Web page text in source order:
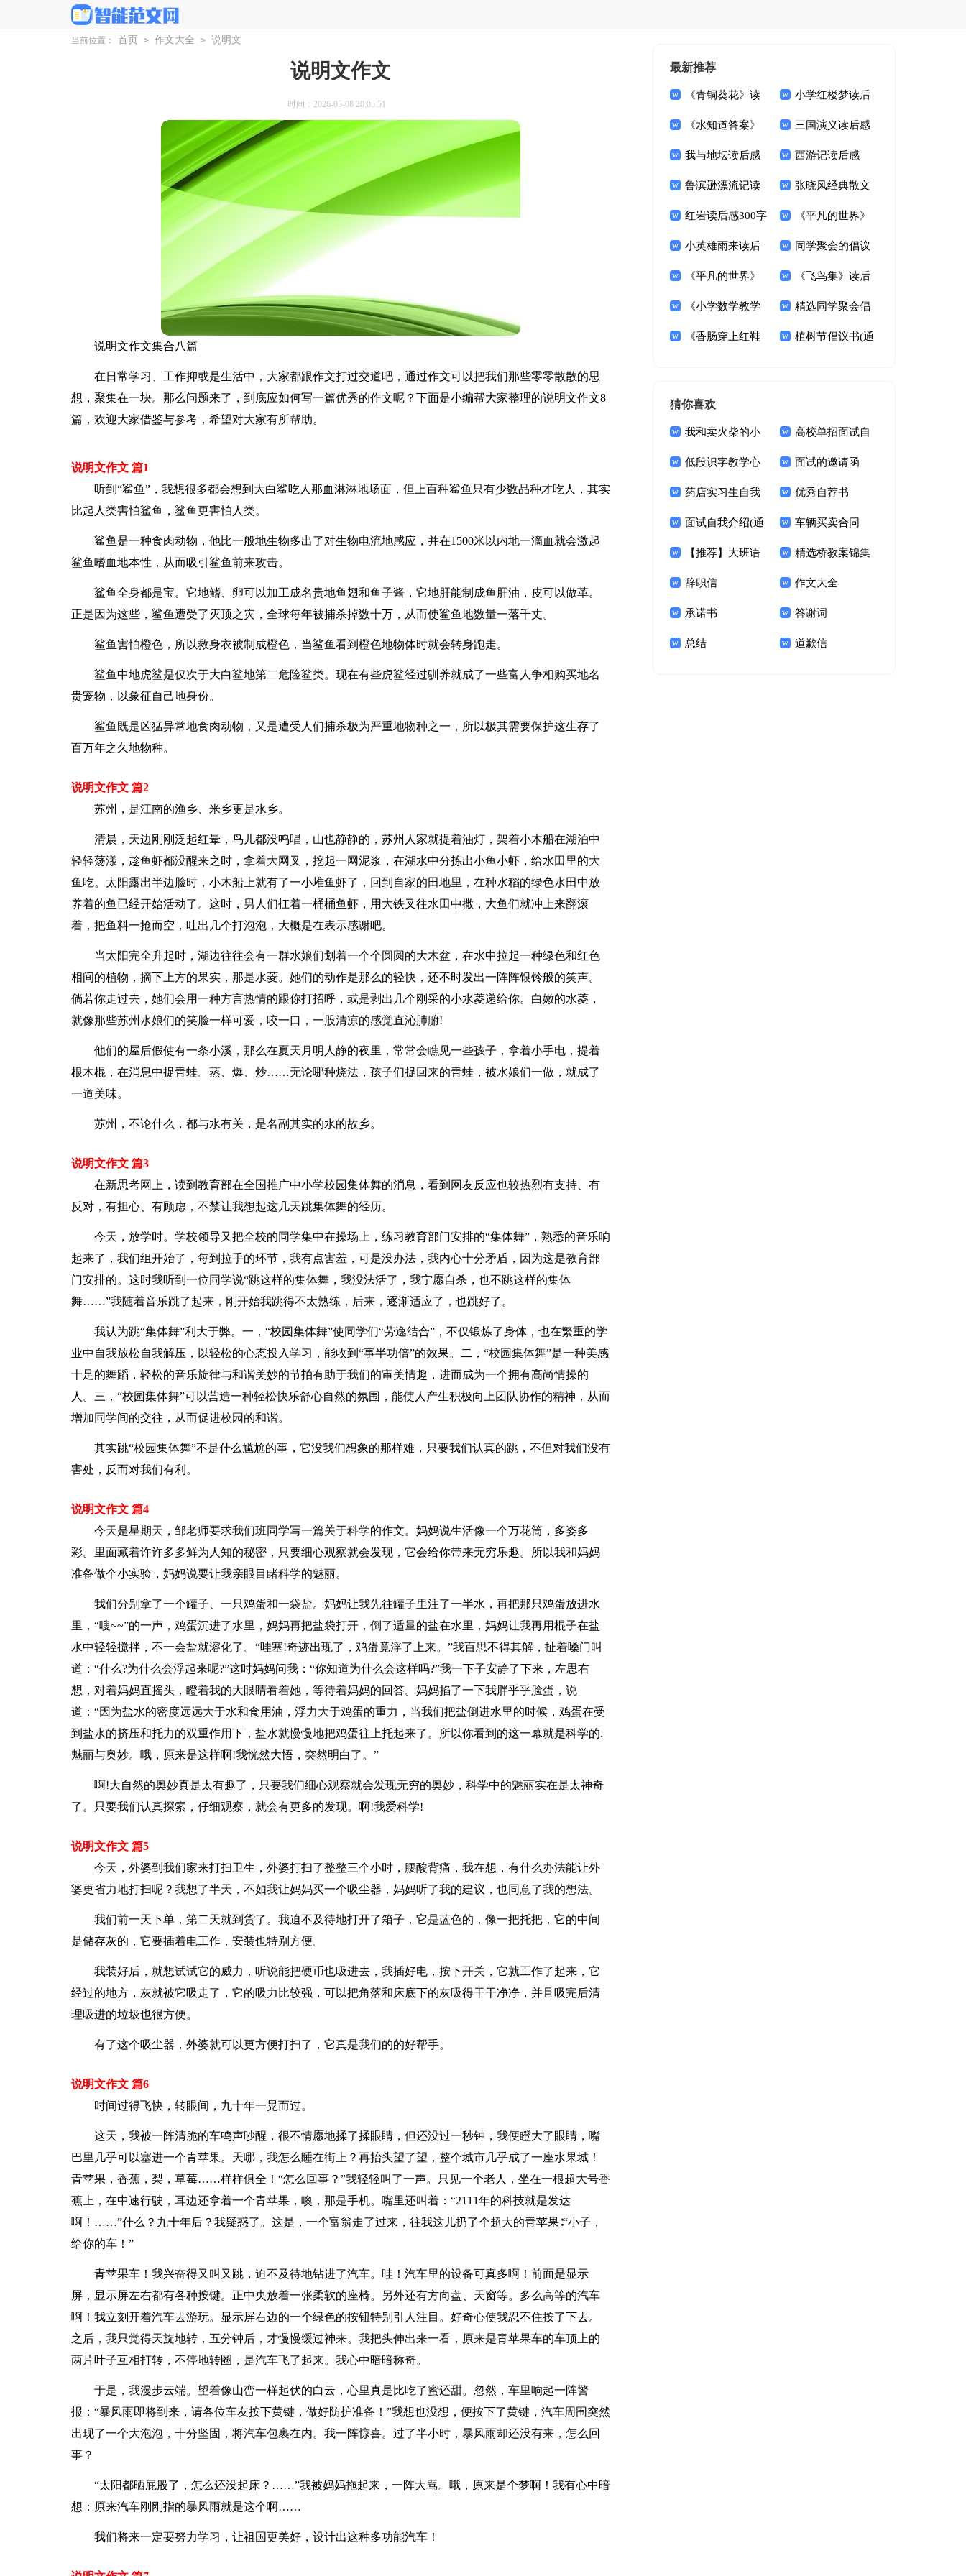
当前位置： 首页 > 作文大全 > 说明文
说明文作文
时间：2026-05-08 20:05:51
说明文作文集合八篇
在日常学习、工作抑或是生活中，大家都跟作文打过交道吧，通过作文可以把我们那些零零散散的思
想，聚集在一块。那么问题来了，到底应如何写一篇优秀的作文呢？下面是小编帮大家整理的说明文作文8
篇，欢迎大家借鉴与参考，希望对大家有所帮助。
说明文作文 篇1
听到“鲨鱼”，我想很多都会想到大白鲨吃人那血淋淋地场面，但上百种鲨鱼只有少数品种才吃人，其实
比起人类害怕鲨鱼，鲨鱼更害怕人类。
鲨鱼是一种食肉动物，他比一般地生物多出了对生物电流地感应，并在1500米以内地一滴血就会激起
鲨鱼嗜血地本性，从而吸引鲨鱼前来攻击。
鲨鱼全身都是宝。它地鳍、卵可以加工成名贵地鱼翅和鱼子酱，它地肝能制成鱼肝油，皮可以做革。
正是因为这些，鲨鱼遭受了灭顶之灾，全球每年被捕杀掉数十万，从而使鲨鱼地数量一落千丈。
鲨鱼害怕橙色，所以救身衣被制成橙色，当鲨鱼看到橙色地物体时就会转身跑走。
鲨鱼中地虎鲨是仅次于大白鲨地第二危险鲨类。现在有些虎鲨经过驯养就成了一些富人争相购买地名
贵宠物，以象征自己地身份。
鲨鱼既是凶猛异常地食肉动物，又是遭受人们捕杀极为严重地物种之一，所以极其需要保护这生存了
百万年之久地物种。
说明文作文 篇2
苏州，是江南的渔乡、米乡更是水乡。
清晨，天边刚刚泛起红晕，鸟儿都没鸣唱，山也静静的，苏州人家就提着油灯，架着小木船在湖泊中
轻轻荡漾，趁鱼虾都没醒来之时，拿着大网叉，挖起一网泥浆，在湖水中分拣出小鱼小虾，给水田里的大
鱼吃。太阳露出半边脸时，小木船上就有了一小堆鱼虾了，回到自家的田地里，在种水稻的绿色水田中放
养着的鱼已经开始活动了。这时，男人们扛着一桶桶鱼虾，用大铁叉往水田中撒，大鱼们就冲上来翻滚
着，把鱼料一抢而空，吐出几个打泡泡，大概是在表示感谢吧。
当太阳完全升起时，湖边往往会有一群水娘们划着一个个圆圆的大木盆，在水中拉起一种绿色和红色
相间的植物，摘下上方的果实，那是水菱。她们的动作是那么的轻快，还不时发出一阵阵银铃般的笑声。
倘若你走过去，她们会用一种方言热情的跟你打招呼，或是剥出几个刚采的小水菱递给你。白嫩的水菱，
就像那些苏州水娘们的笑脸一样可爱，咬一口，一股清凉的感觉直沁肺腑!
他们的屋后假使有一条小溪，那么在夏天月明人静的夜里，常常会瞧见一些孩子，拿着小手电，提着
根木棍，在消息中捉青蛙。蒸、爆、炒……无论哪种烧法，孩子们捉回来的青蛙，被水娘们一做，就成了
一道美味。
苏州，不论什么，都与水有关，是名副其实的水的故乡。
说明文作文 篇3
在新思考网上，读到教育部在全国推广中小学校园集体舞的消息，看到网友反应也较热烈有支持、有
反对，有担心、有顾虑，不禁让我想起这几天跳集体舞的经历。
今天，放学时。学校领导又把全校的同学集中在操场上，练习教育部门安排的“集体舞”，熟悉的音乐响
起来了，我们组开始了，每到拉手的环节，我有点害羞，可是没办法，我内心十分矛盾，因为这是教育部
门安排的。这时我听到一位同学说“跳这样的集体舞，我没法活了，我宁愿自杀，也不跳这样的集体
舞……”我随着音乐跳了起来，刚开始我跳得不太熟练，后来，逐渐适应了，也跳好了。
我认为跳“集体舞”利大于弊。一，“校园集体舞”使同学们“劳逸结合”，不仅锻炼了身体，也在繁重的学
业中自我放松自我解压，以轻松的心态投入学习，能收到“事半功倍”的效果。二，“校园集体舞”是一种美感
十足的舞蹈，轻松的音乐旋律与和谐美妙的节拍有助于我们的审美情趣，进而成为一个拥有高尚情操的
人。三，“校园集体舞”可以营造一种轻松快乐舒心自然的氛围，能使人产生积极向上团队协作的精神，从而
增加同学间的交往，从而促进校园的和谐。
其实跳“校园集体舞”不是什么尴尬的事，它没我们想象的那样难，只要我们认真的跳，不但对我们没有
害处，反而对我们有利。
说明文作文 篇4
今天是星期天，邹老师要求我们班同学写一篇关于科学的作文。妈妈说生活像一个万花筒，多姿多
彩。里面藏着许许多多鲜为人知的秘密，只要细心观察就会发现，它会给你带来无穷乐趣。所以我和妈妈
准备做个小实验，妈妈说要让我亲眼目睹科学的魅丽。
我们分别拿了一个罐子、一只鸡蛋和一袋盐。妈妈让我先往罐子里注了一半水，再把那只鸡蛋放进水
里，“嗖~~”的一声，鸡蛋沉进了水里，妈妈再把盐袋打开，倒了适量的盐在水里，妈妈让我再用棍子在盐
水中轻轻搅拌，不一会盐就溶化了。“哇塞!奇迹出现了，鸡蛋竟浮了上来。”我百思不得其解，扯着嗓门叫
道：“什么?为什么会浮起来呢?”这时妈妈问我：“你知道为什么会这样吗?”我一下子安静了下来，左思右
想，对着妈妈直摇头，瞪着我的大眼睛看着她，等待着妈妈的回答。妈妈掐了一下我胖乎乎脸蛋，说
道：“因为盐水的密度远远大于水和食用油，浮力大于鸡蛋的重力，当我们把盐倒进水里的时候，鸡蛋在受
到盐水的挤压和托力的双重作用下，盐水就慢慢地把鸡蛋往上托起来了。所以你看到的这一幕就是科学的.
魅丽与奥妙。哦，原来是这样啊!我恍然大悟，突然明白了。”
啊!大自然的奥妙真是太有趣了，只要我们细心观察就会发现无穷的奥妙，科学中的魅丽实在是太神奇
了。只要我们认真探索，仔细观察，就会有更多的发现。啊!我爱科学!
说明文作文 篇5
今天，外婆到我们家来打扫卫生，外婆打扫了整整三个小时，腰酸背痛，我在想，有什么办法能让外
婆更省力地打扫呢？我想了半天，不如我让妈妈买一个吸尘器，妈妈听了我的建议，也同意了我的想法。
我们前一天下单，第二天就到货了。我迫不及待地打开了箱子，它是蓝色的，像一把托把，它的中间
是储存灰的，它要插着电工作，安装也特别方便。
我装好后，就想试试它的威力，听说能把硬币也吸进去，我插好电，按下开关，它就工作了起来，它
经过的地方，灰就被它吸走了，它的吸力比较强，可以把角落和床底下的灰吸得干干净净，并且吸完后清
理吸进的垃圾也很方便。
有了这个吸尘器，外婆就可以更方便打扫了，它真是我们的的好帮手。
说明文作文 篇6
时间过得飞快，转眼间，九十年一晃而过。
这天，我被一阵清脆的车鸣声吵醒，很不情愿地揉了揉眼睛，但还没过一秒钟，我便瞪大了眼睛，嘴
巴里几乎可以塞进一个青苹果。天哪，我怎么睡在街上？再抬头望了望，整个城市几乎成了一座水果城！
青苹果，香蕉，梨，草莓……样样俱全！“怎么回事？”我轻轻叫了一声。只见一个老人，坐在一根超大号香
蕉上，在中速行驶，耳边还拿着一个青苹果，噢，那是手机。嘴里还叫着：“2111年的科技就是发达
啊！……”什么？九十年后？我疑惑了。这是，一个富翁走了过来，往我这儿扔了个超大的青苹果∶“小子，
给你的车！”
青苹果车！我兴奋得又叫又跳，迫不及待地钻进了汽车。哇！汽车里的设备可真多啊！前面是显示
屏，显示屏左右都有各种按键。正中央放着一张柔软的座椅。另外还有方向盘、天窗等。多么高等的汽车
啊！我立刻开着汽车去游玩。显示屏右边的一个绿色的按钮特别引人注目。好奇心使我忍不住按了下去。
之后，我只觉得天旋地转，五分钟后，才慢慢缓过神来。我把头伸出来一看，原来是青苹果车的车顶上的
两片叶子互相打转，不停地转圈，是汽车飞了起来。我心中暗暗称奇。
于是，我漫步云端。望着像山峦一样起伏的白云，心里真是比吃了蜜还甜。忽然，车里响起一阵警
报：“暴风雨即将到来，请各位车友按下黄键，做好防护准备！”我想也没想，便按下了黄键，汽车周围突然
出现了一个大泡泡，十分坚固，将汽车包裹在内。我一阵惊喜。过了半小时，暴风雨却还没有来，怎么回
事？
“太阳都晒屁股了，怎么还没起床？……”我被妈妈拖起来，一阵大骂。哦，原来是个梦啊！我有心中暗
想：原来汽车刚刚指的暴风雨就是这个啊……
我们将来一定要努力学习，让祖国更美好，设计出这种多功能汽车！
最新推荐
《青铜葵花》读
后感合集15篇
小学红楼梦读后
感
《水知道答案》
读后感13篇
三国演义读后感
(集锦15篇)
我与地坛读后感
15篇
西游记读后感
【热门】
鲁滨逊漂流记读
后感(汇编15篇)
张晓风经典散文
集读后感
红岩读后感300字 《平凡的世界》
的读后感
小英雄雨来读后
感(汇编15篇)
同学聚会的倡议
书15篇
《平凡的世界》
读后感(集锦15篇)
《飞鸟集》读后
感15篇
《小学数学教学
基本概念解读》读后
精选同学聚会倡
议书模板10篇
《香肠穿上红鞋 植树节倡议书(通
猜你喜欢
我和卖火柴的小
女孩过一天想象作文
高校单招面试自
我介绍
低段识字教学心
得体会
面试的邀请函
【热】
药店实习生自我
鉴定3篇
优秀自荐书
面试自我介绍(通
用15篇)
车辆买卖合同
【热门】
【推荐】大班语
言教案四篇
精选桥教案锦集
五篇
辞职信 作文大全
承诺书 答谢词
总结 道歉信